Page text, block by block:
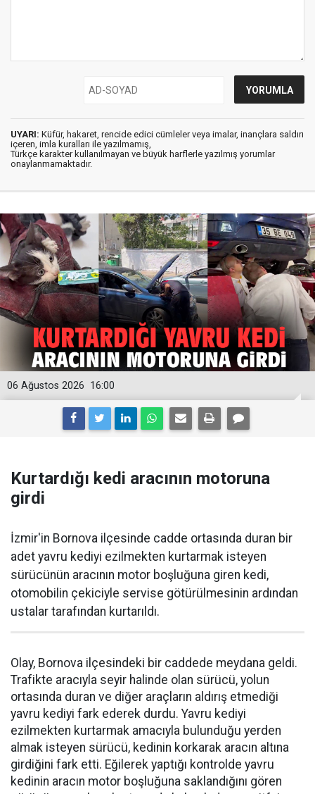
UYARI: Küfür, hakaret, rencide edici cümleler veya imalar, inançlara saldırı
içeren, imla kuralları ile yazılmamış,
Türkçe karakter kullanılmayan ve büyük harflerle yazılmış yorumlar
onaylanmamaktadır.
16:00
06 Ağustos 2026
Kurtardığı kedi aracının motoruna
girdi
İzmir'in Bornova ilçesinde cadde ortasında duran bir
adet yavru kediyi ezilmekten kurtarmak isteyen
sürücünün aracının motor boşluğuna giren kedi,
otomobilin çekiciyle servise götürülmesinin ardından
ustalar tarafından kurtarıldı.
Olay, Bornova ilçesindeki bir caddede meydana geldi.
Trafikte aracıyla seyir halinde olan sürücü, yolun
ortasında duran ve diğer araçların aldırış etmediği
yavru kediyi fark ederek durdu. Yavru kediyi
ezilmekten kurtarmak amacıyla bulunduğu yerden
almak isteyen sürücü, kedinin korkarak aracın altına
girdiğini fark etti. Eğilerek yaptığı kontrolde yavru
kedinin aracın motor boşluğuna saklandığını gören